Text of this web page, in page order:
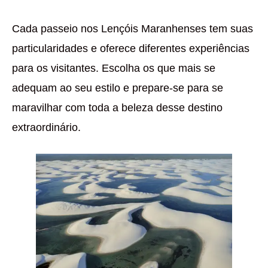
Cada passeio nos Lençóis Maranhenses tem suas
particularidades e oferece diferentes experiências
para os visitantes. Escolha os que mais se
adequam ao seu estilo e prepare-se para se
maravilhar com toda a beleza desse destino
extraordinário.